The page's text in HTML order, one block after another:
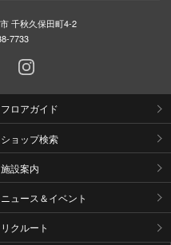
千秋久保田町4-2
7733
フロアガイド
ショップ検索
施設案内
ニュース＆イベント
リクルート